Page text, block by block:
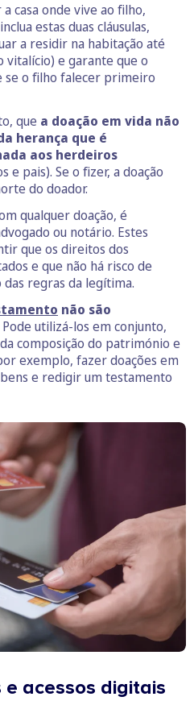
casa onde vive ao filho,
estas duas cláusulas,
a residir na habitação até
e garante que o
se o filho falecer primeiro
que a doação em vida não
herança que é
aos herdeiros
e pais). Se o fizer, a doação
do doador.
qualquer doação, é
ou notário. Estes
que os direitos dos
e que não há risco de
regras da legítima.
não são
Pode utilizá-los em conjunto,
composição do património e
exemplo, fazer doações em
e redigir um testamento
acessos digitais